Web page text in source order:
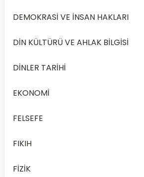
Dersi
Yılı
Dönem
Soruları
Çöz
Öğretim
(AÖL)
DEMOKRASİ VE İNSAN HAKLARI
DİN KÜLTÜRÜ VE AHLAK BİLGİSİ
DİNLER TARİHİ
EKONOMİ
FELSEFE
FIKIH
FİZİK